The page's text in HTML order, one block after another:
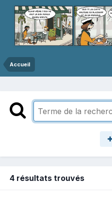
Accueil
4 résultats trouvés